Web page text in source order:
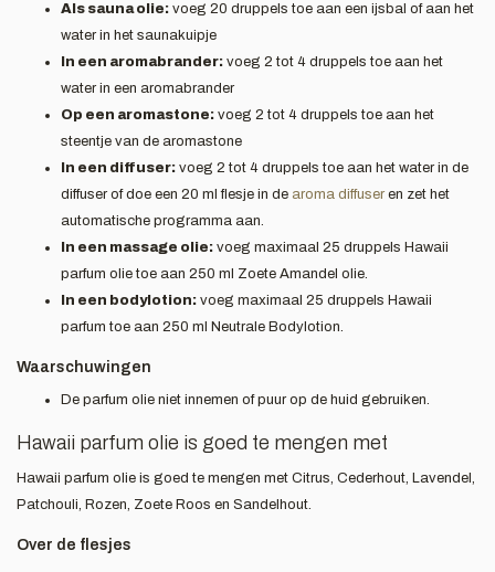
Als sauna olie: voeg 20 druppels toe aan een ijsbal of aan het
water in het saunakuipje
In een aromabrander: voeg 2 tot 4 druppels toe aan het
water in een aromabrander
Op een aromastone: voeg 2 tot 4 druppels toe aan het
steentje van de aromastone
In een diffuser: voeg 2 tot 4 druppels toe aan het water in de
diffuser of doe een 20 ml flesje in de aroma diffuser en zet het
automatische programma aan.
In een massage olie: voeg maximaal 25 druppels Hawaii
parfum olie toe aan 250 ml Zoete Amandel olie.
In een bodylotion: voeg maximaal 25 druppels Hawaii
parfum toe aan 250 ml Neutrale Bodylotion.
Waarschuwingen
De parfum olie niet innemen of puur op de huid gebruiken.
Hawaii parfum olie is goed te mengen met
Hawaii parfum olie is goed te mengen met Citrus, Cederhout, Lavendel,
Patchouli, Rozen, Zoete Roos en Sandelhout.
Over de flesjes